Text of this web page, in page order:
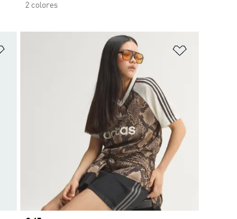
2 colores
Añadir a la lista de deseos